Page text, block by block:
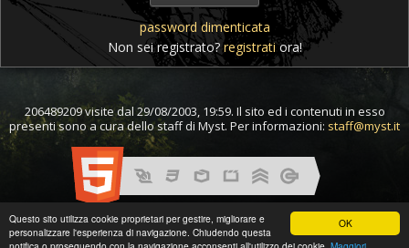
OK
Questo sito utilizza cookie proprietari per gestire, migliorare e
personalizzare l'esperienza di navigazione. Chiudendo questa
password dimenticata
Non sei registrato?registratiora!
206489209 visite dal 29/08/2003, 19:59. Il sito ed i contenuti in esso
presenti sono a cura dello staff di Myst. Per informazioni: staff@myst.it